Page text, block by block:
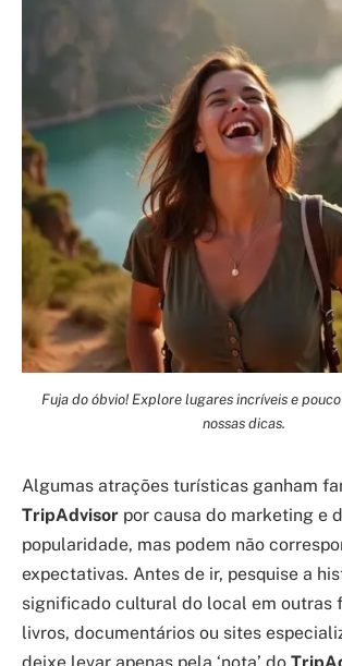
Fuja do óbvio! Explore lugares incríveis e
nossas dicas.
Algumas atrações turísticas ganham
TripAdvisor por causa do marketing e
popularidade, mas podem não
expectativas. Antes de ir, pesquise a
significado cultural do local em outras
livros, documentários ou sites